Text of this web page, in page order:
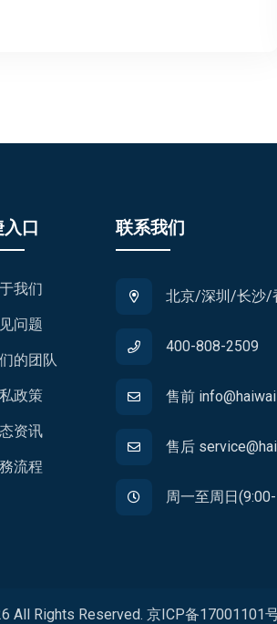
口
我们
问题
的团队
政策
资讯
流程
联系我们
北京/深圳/长沙/
400-808-2509
售前
售后
周一至周日
All Rights Reserved. 京ICP备17001101